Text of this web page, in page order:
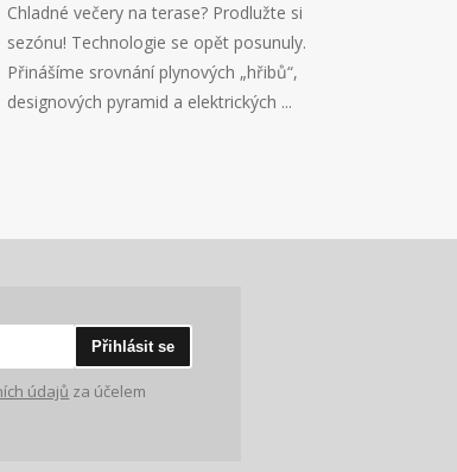
Chladné večery na terase? Prodlužte si
sezónu! Technologie se opět posunuly.
Přinášíme srovnání plynových „hřibů“,
designových pyramid a elektrických ...
Přihlásit se
údajů za účelem